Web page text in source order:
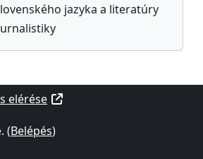
jazyka a literatúry
elérése
(Belépés)